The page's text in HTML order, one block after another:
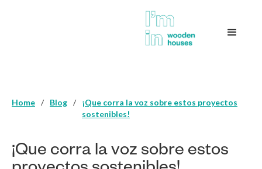
Home / Blog /
¡Que corra la voz sobre estos proyectos
sostenibles!
¡Que corra la voz sobre estos